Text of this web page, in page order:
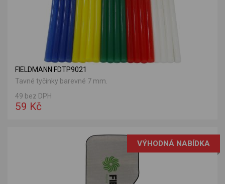
FIELDMANN FDTP9021
Tavné tyčinky barevné 7 mm.
49 bez DPH
59 Kč
VÝHODNÁ NABÍDKA